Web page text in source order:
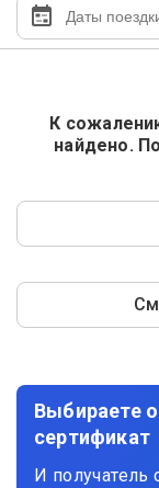
К
найдено.
Выбираете
сертификат
И